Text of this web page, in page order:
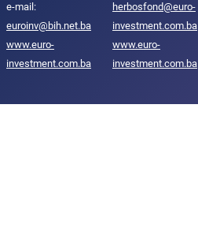
e-mail:
euroinv@bih.net.ba
www.euro-
investment.com.ba
herbosfond@euro-
investment.com.ba
www.euro-
investment.com.ba